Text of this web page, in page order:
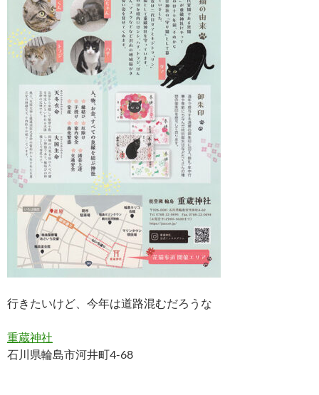
行きたいけど、今年は道路混むだろうな
重蔵神社
石川県輪島市河井町4-68